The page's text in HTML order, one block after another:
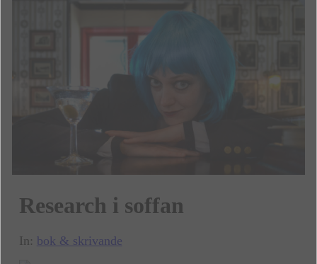
Research i soffan
In: bok & skrivande